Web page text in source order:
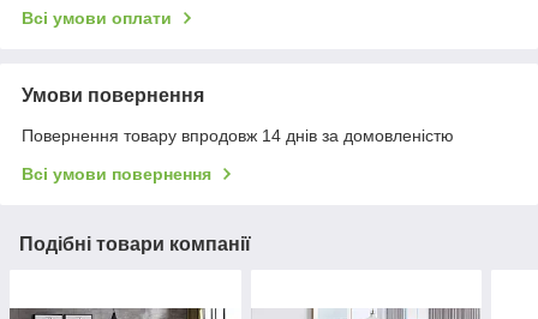
Всі умови оплати
Умови повернення
Повернення товару впродовж 14 днів за домовленістю
Всі умови повернення
Подібні товари компанії